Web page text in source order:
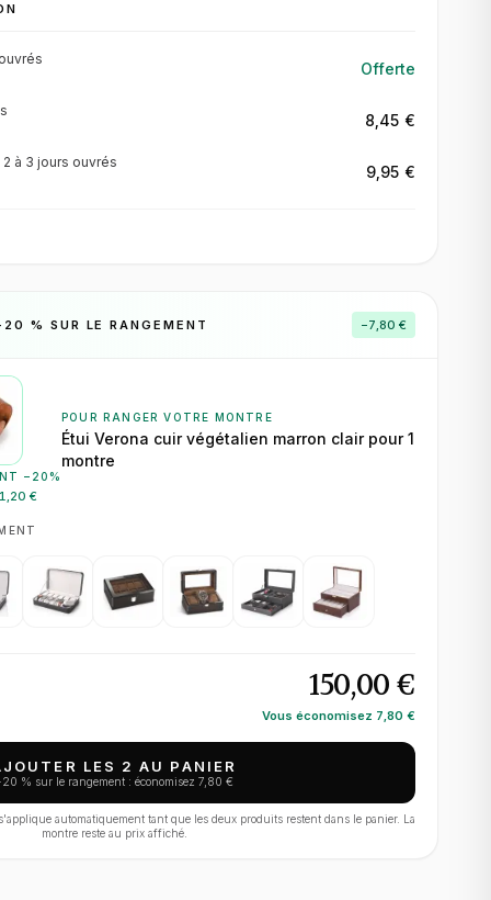
Offerte
8,45 €
2 à 3 jours ouvrés
9,95 €
20 % SUR LE RANGEMENT −7,80 €
− 20 %
€
POUR RANGER VOTRE MONTRE
Étui Verona cuir végétalien marron clair pour 1
montre
150,00 €
Vous économisez 7,80 €
LES 2 AU PANIER
20 % sur le rangement : économisez 7,80 €
automatiquement tant que les deux produits restent dans le panier. La
montre reste au prix affiché.